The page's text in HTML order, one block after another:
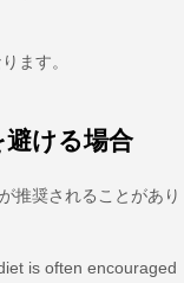
ます。
避ける場合
推奨されることがあり
is often encouraged